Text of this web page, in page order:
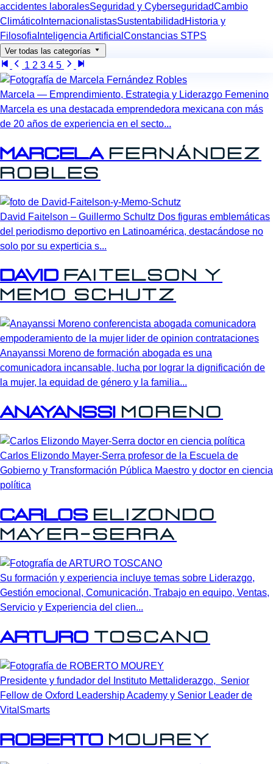
accidentes laboralesSeguridad y CyberseguridadCambio
Climático InternacionalistasSustentabilidad Historia y
Filosofia Inteligencia Artificial Constancias STPS
Ver todas las categorías
1 2 3 4 5
Marcela — Emprendimiento, Estrategia y Liderazgo Femenino
Marcela es una destacada emprendedora mexicana con más
de 20 años de experiencia en el secto...
Marcela Fernández
Robles
David Faitelson – Guillermo Schultz Dos figuras emblemáticas
del periodismo deportivo en Latinoamérica, destacándose no
solo por su experticia s...
David Faitelson y
Memo Schutz
Anayanssi Moreno de formación abogada es una
comunicadora incansable, lucha por lograr la dignificación de
la mujer, la equidad de género y la familia...
Anayanssi Moreno
Carlos Elizondo Mayer-Serra profesor de la Escuela de
Gobierno y Transformación Pública Maestro y doctor en ciencia
política
Carlos Elizondo
Mayer-Serra
Su formación y experiencia incluye temas sobre Liderazgo,
Gestión emocional, Comunicación, Trabajo en equipo, Ventas,
Servicio y Experiencia del clien...
ARTURO TOSCANO
Presidente y fundador del Instituto Mettaliderazgo, Senior
Fellow de Oxford Leadership Academy y Senior Leader de
VitalSmarts
ROBERTO MOUREY